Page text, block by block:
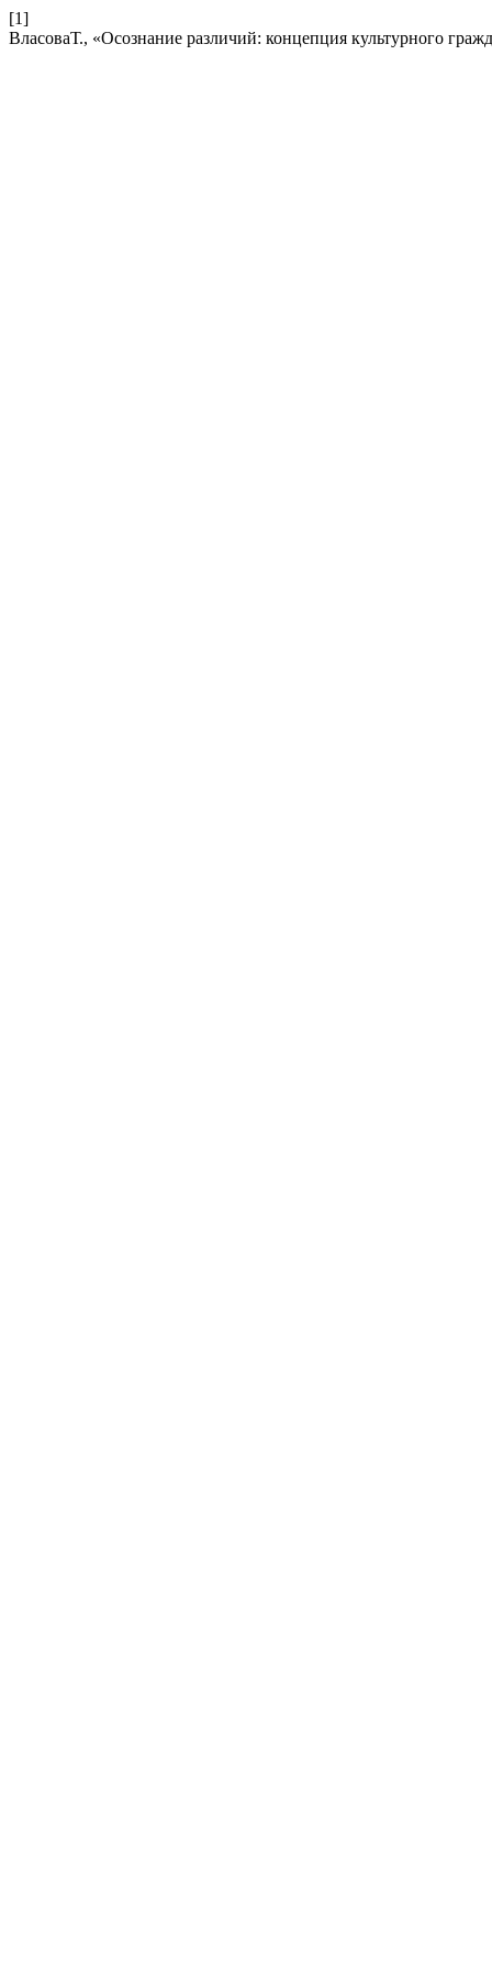
[1]
ВласоваТ., «Осознание различий: концепция культурного